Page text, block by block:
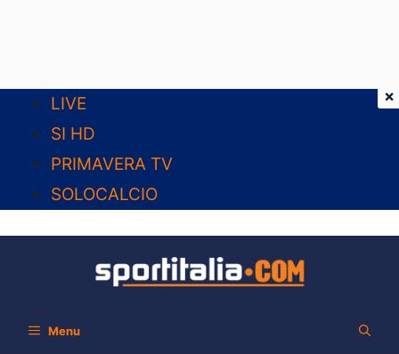
contenuto
LIVE
SI HD
PRIMAVERA TV
SOLOCALCIO
Menu
×